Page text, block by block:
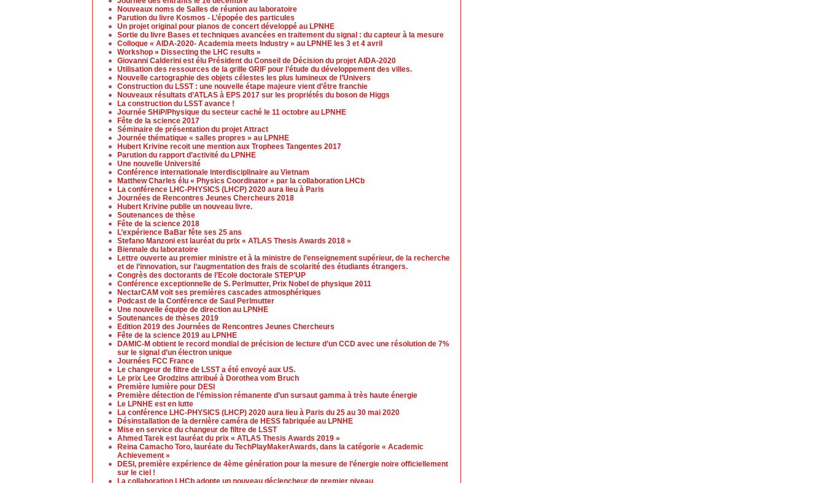
Nouveaux noms de Salles de réunion au laboratoire
Parution du livre Kosmos - L’épopée des particules
Un projet original pour pianos de concert développé au LPNHE
Sortie du livre Bases et techniques avancées en traitement du signal : du capteur à la mesure
Colloque « AIDA-2020- Academia meets Industry » au LPNHE les 3 et 4 avril
Workshop « Dissecting the LHC results »
Giovanni Calderini est élu Président du Conseil de Décision du projet AIDA-2020
Utilisation des ressources de la grille GRIF pour l’étude du développement des villes.
Nouvelle cartographie des objets célestes les plus lumineux de l’Univers
Construction du LSST : une nouvelle étape majeure vient d’être franchie
Nouveaux résultats d’ATLAS à EPS 2017 sur les propriétés du boson de Higgs
La construction du LSST avance !
Journée SHiP/Physique du secteur caché le 11 octobre au LPNHE
Fête de la science 2017
Séminaire de présentation du projet Attract
Journée thématique « salles propres » au LPNHE
Hubert Krivine recoit une mention aux Trophees Tangentes 2017
Parution du rapport d’activité du LPNHE
Une nouvelle Université
Conférence internationale interdisciplinaire au Vietnam
Matthew Charles élu « Physics Coordinator » par la collaboration LHCb
La conférence LHC-PHYSICS (LHCP) 2020 aura lieu à Paris
Journées de Rencontres Jeunes Chercheurs 2018
Hubert Krivine publie un nouveau livre.
Soutenances de thèse
Fête de la science 2018
L’expérience BaBar fête ses 25 ans
Stefano Manzoni est lauréat du prix « ATLAS Thesis Awards 2018 »
Biennale du laboratoire
Lettre ouverte au premier ministre et à la ministre de l’enseignement supérieur, de la recherche
et de l’innovation, sur l’augmentation des frais de scolarité des étudiants étrangers.
Congrès des doctorants de l’Ecole doctorale STEP’UP
Conférence exceptionnelle de S. Perlmutter, Prix Nobel de physique 2011
NectarCAM voit ses premières cascades atmosphériques
Podcast de la Conférence de Saul Perlmutter
Une nouvelle équipe de direction au LPNHE
Soutenances de thèses 2019
Edition 2019 des Journées de Rencontres Jeunes Chercheurs
Fête de la science 2019 au LPNHE
DAMIC-M obtient le record mondial de précision de lecture d’un CCD avec une résolution de 7%
sur le signal d’un électron unique
Journées FCC France
Le changeur de filtre de LSST a été envoyé aux US.
Le prix Lee Grodzins attribué à Dorothea vom Bruch
Première lumière pour DESI
Première détection de l’émission rémanente d’un sursaut gamma à très haute énergie
Le LPNHE est en lutte
La conférence LHC-PHYSICS (LHCP) 2020 aura lieu à Paris du 25 au 30 mai 2020
Désinstallation de la dernière caméra de HESS fabriquée au LPNHE
Mise en service du changeur de filtre de LSST
Ahmed Tarek est lauréat du prix « ATLAS Thesis Awards 2019 »
Reina Camacho Toro, lauréate du TechPlayMakerAwards, dans la catégorie « Academic
Achievement »
DESI, première expérience de 4ème génération pour la mesure de l’énergie noire officiellement
sur le ciel !
La collaboration LHCb adopte un nouveau déclencheur de premier niveau